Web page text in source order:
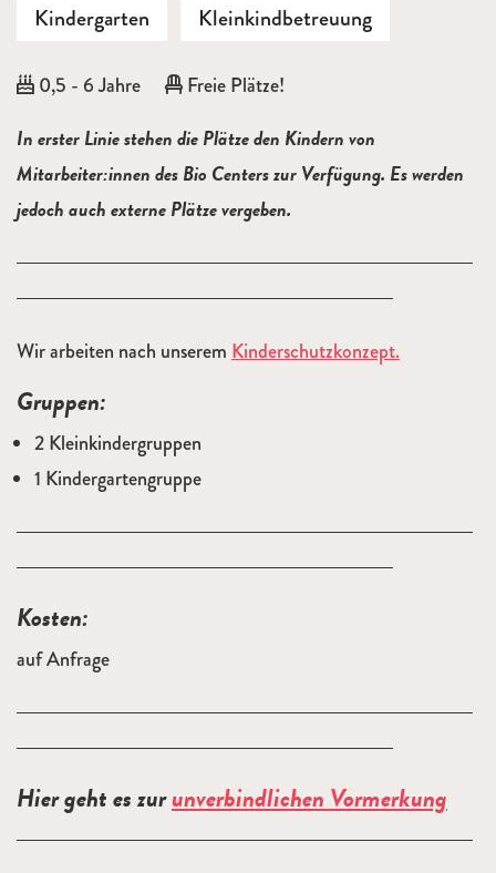
Kindergarten Kleinkindbetreuung
Alter:
0,5 - 6 Jahre Freie Plätze!
Beschreibung
In erster Linie stehen die Plätze den Kindern von
Mitarbeiter:innen des Bio Centers zur Verfügung. Es werden
jedoch auch externe Plätze vergeben.
Wir arbeiten nach unserem Kinderschutzkonzept.
Gruppen:
2 Kleinkindergruppen
1 Kindergartengruppe
Kosten:
auf Anfrage
Hier geht es zurunverbindlichen Vormerkung